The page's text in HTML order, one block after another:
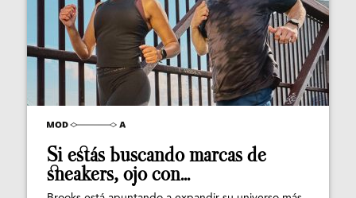
Si estás buscando marcas de
sneakers, ojo con...